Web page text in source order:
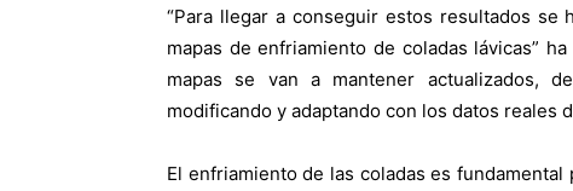
“Para llegar a conseguir estos resultados se
mapas de enfriamiento de coladas lávicas”
mapas se van a mantener actualizados,
modificando y adaptando con los datos reales
El enfriamiento de las coladas es